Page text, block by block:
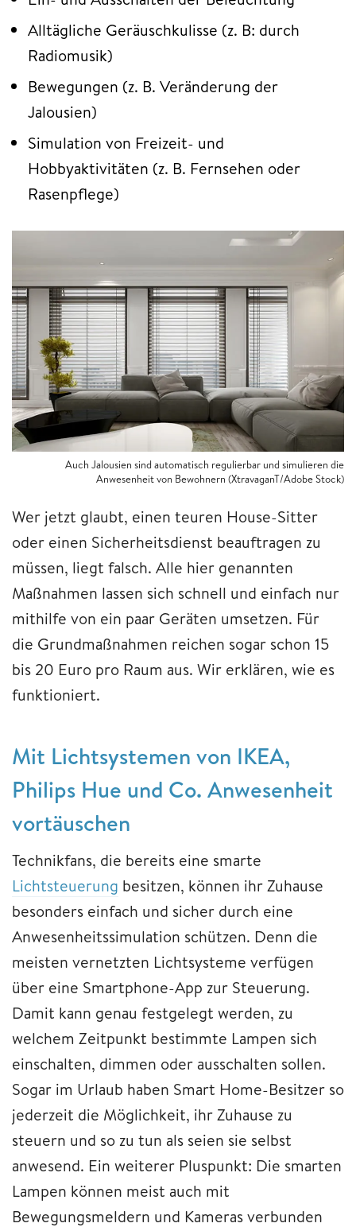
Alltägliche Geräuschkulisse (z. B: durch
Radiomusik)
Bewegungen (z. B. Veränderung der
Jalousien)
Simulation von Freizeit- und
Hobbyaktivitäten (z. B. Fernsehen oder
Rasenpflege)
Auch Jalousien sind automatisch regulierbar und simulieren die
Anwesenheit von Bewohnern (XtravaganT/Adobe Stock)
Wer jetzt glaubt, einen teuren House-Sitter
oder einen Sicherheitsdienst beauftragen zu
müssen, liegt falsch. Alle hier genannten
Maßnahmen lassen sich schnell und einfach nur
mithilfe von ein paar Geräten umsetzen. Für
die Grundmaßnahmen reichen sogar schon 15
bis 20 Euro pro Raum aus. Wir erklären, wie es
funktioniert.
Mit Lichtsystemen von IKEA,
Philips Hue und Co. Anwesenheit
vortäuschen
Technikfans, die bereits eine smarte
Lichtsteuerung besitzen, können ihr Zuhause
besonders einfach und sicher durch eine
Anwesenheitssimulation schützen. Denn die
meisten vernetzten Lichtsysteme verfügen
über eine Smartphone-App zur Steuerung.
Damit kann genau festgelegt werden, zu
welchem Zeitpunkt bestimmte Lampen sich
einschalten, dimmen oder ausschalten sollen.
Sogar im Urlaub haben Smart Home-Besitzer so
jederzeit die Möglichkeit, ihr Zuhause zu
steuern und so zu tun als seien sie selbst
anwesend. Ein weiterer Pluspunkt: Die smarten
Lampen können meist auch mit
Bewegungsmeldern und Kameras verbunden